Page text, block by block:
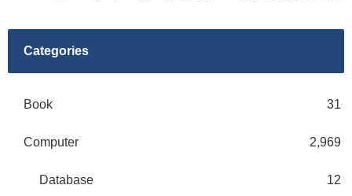
Categories
Book 31
Computer 2,969
Database 12